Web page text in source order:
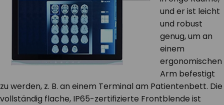
und er ist leicht
und robust
genug, um an
einem
ergonomischen
Arm befestigt
zu werden, z. B. an einem Terminal am Patientenbett. Die
vollständig flache, IP65-zertifizierte Frontblende ist